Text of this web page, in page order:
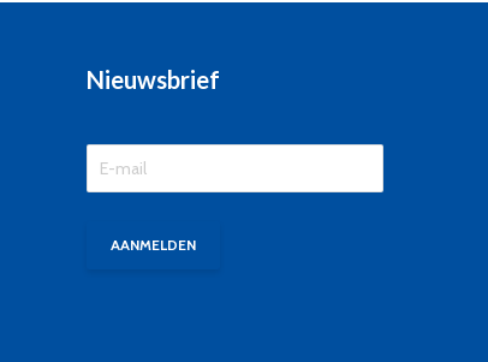
Nieuwsbrief